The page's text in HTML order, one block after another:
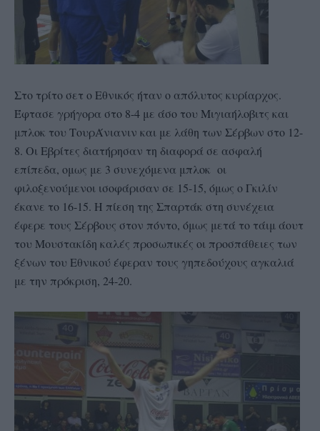
Στο τρίτο σετ ο Εθνικός ήταν ο απόλυτος κυρίαρχος.
Έφτασε γρήγορα στο 8-4 με άσο του Μιγιαήλοβιτς και
μπλοκ του ΤουρΆνιανιν και με λάθη των Σέρβων στο 12-
8. Οι Εβρίτες διατήρησαν τη διαφορά σε ασφαλή
επίπεδα, ομως με 3 συνεχόμενα μπλοκ οι
φιλοξενούμενοι ισοφάρισαν σε 15-15, όμως ο Γκιλίν
έκανε το 16-15. Η πίεση της Σπαρτάκ στη συνέχεια
έφερε τους Σέρβους στον πόντο, όμως μετά το τάιμ άουτ
του Μουστακίδη καλές προσωπικές οι προσπάθειες των
ξένων του Εθνικού έφεραν τους γηπεδούχους αγκαλιά
με την πρόκριση, 24-20.